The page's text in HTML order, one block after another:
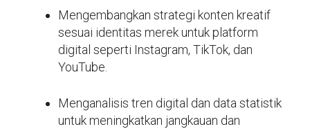
Mengembangkan strategi konten kreatif
sesuai identitas merek untuk platform
digital seperti Instagram, TikTok, dan
YouTube.
Menganalisis tren digital dan data statistik
untuk meningkatkan jangkauan dan